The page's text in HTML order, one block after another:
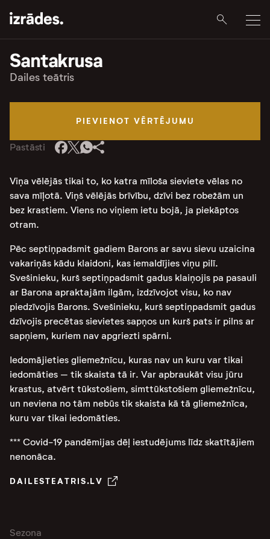
Santakrusa
Dailes teātris
PIEVIENOT VĒRTĒJUMU
Pastāsti
Viņa vēlējās tikai to, ko katra mīloša sieviete vēlas no
sava mīļotā. Viņš vēlējās brīvību, dzīvi bez robežām un
bez krastiem. Viens no viņiem ietu bojā, ja piekāptos
otram.
Pēc septiņpadsmit gadiem Barons ar savu sievu uzaicina
vakariņās kādu klaidoni, kas iemaldījies viņu pilī.
Svešinieku, kurš septiņpadsmit gadus klaiņojis pa pasauli
ar Barona apraktajām ilgām, izdzīvojot visu, ko nav
piedzīvojis Barons. Svešinieku, kurš septiņpadsmit gadus
dzīvojis precētas sievietes sapņos un kurš pats ir pilns ar
sapņiem, kuriem nav apgriezti spārni.
Iedomājieties gliemežnīcu, kuras nav un kuru var tikai
iedomāties – tik skaista tā ir. Var apbraukāt visu jūru
krastus, atvērt tūkstošiem, simttūkstošiem gliemežnīcu,
un neviena no tām nebūs tik skaista kā tā gliemežnīca,
kuru var tikai iedomāties.
*** Covid-19 pandēmijas dēļ iestudējums līdz skatītājiem
nenonāca.
DAILESTEATRIS.LV
Sezona